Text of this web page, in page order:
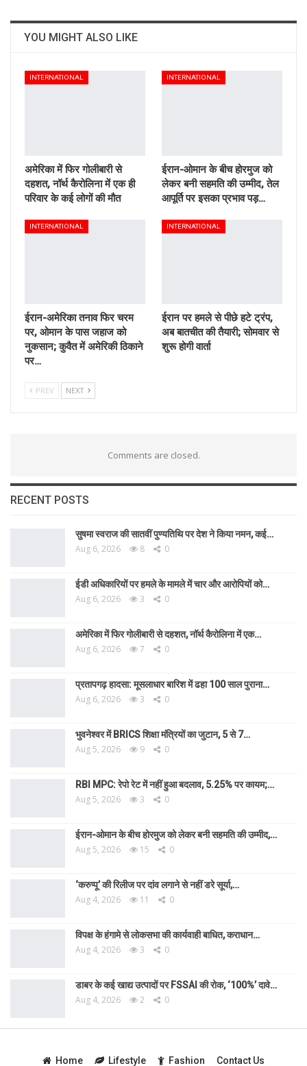
YOU MIGHT ALSO LIKE
INTERNATIONAL
अमेरिका में फिर गोलीबारी से
दहशत, नॉर्थ कैरोलिना में एक ही
परिवार के कई लोगों की मौत
INTERNATIONAL
ईरान-ओमान के बीच होरमुज को
लेकर बनी सहमति की उम्मीद, तेल
आपूर्ति पर इसका प्रभाव पड़…
INTERNATIONAL
ईरान-अमेरिका तनाव फिर चरम
पर, ओमान के पास जहाज को
नुकसान; कुवैत में अमेरिकी ठिकाने
पर…
INTERNATIONAL
ईरान पर हमले से पीछे हटे ट्रंप,
अब बातचीत की तैयारी; सोमवार से
शुरू होगी वार्ता
PREV NEXT
Comments are closed.
RECENT POSTS
सुषमा स्वराज की सातवीं पुण्यतिथि पर देश ने किया नमन, कई…
Aug 6, 2026 8 0
ईडी अधिकारियों पर हमले के मामले में चार और आरोपियों को…
Aug 6, 2026 3 0
अमेरिका में फिर गोलीबारी से दहशत, नॉर्थ कैरोलिना में एक…
Aug 6, 2026 7 0
प्रतापगढ़ हादसा: मूसलाधार बारिश में ढहा 100 साल पुराना…
Aug 6, 2026 3 0
भुवनेश्वर में BRICS शिक्षा मंत्रियों का जुटान, 5 से 7…
Aug 5, 2026 9 0
RBI MPC: रेपो रेट में नहीं हुआ बदलाव, 5.25% पर कायम;…
Aug 5, 2026 3 0
ईरान-ओमान के बीच होरमुज को लेकर बनी सहमति की उम्मीद,…
Aug 5, 2026 15 0
‘करुप्पू’ की रिलीज पर दांव लगाने से नहीं डरे सूर्या,…
Aug 4, 2026 11 0
विपक्ष के हंगामे से लोकसभा की कार्यवाही बाधित, कराधान…
Aug 4, 2026 3 0
डाबर के कई खाद्य उत्पादों पर FSSAI की रोक, ‘100%’ दावे…
Aug 4, 2026 2 0
Home Lifestyle Fashion Contact Us